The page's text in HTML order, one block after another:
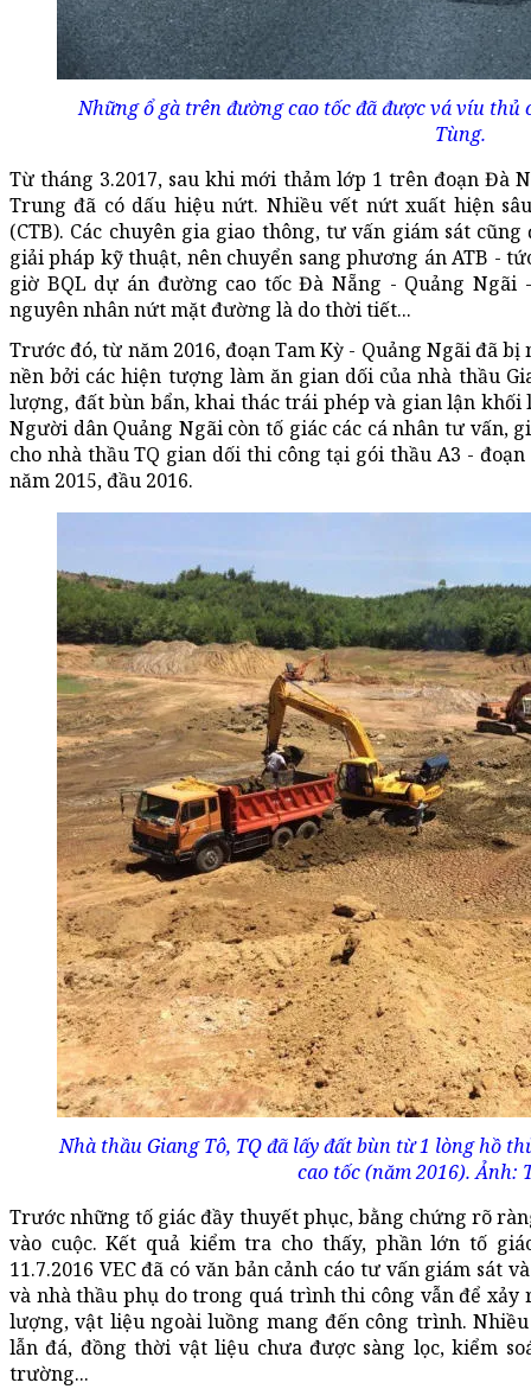
Những ổ gà trên đường cao tốc đã được vá víu thủ
Tùng.
Từ tháng 3.2017, sau khi mới thảm lớp 1 trên đoạn Đà
Trung đã có dấu hiệu nứt. Nhiều vết nứt xuất hiện
(CTB). Các chuyên gia giao thông, tư vấn giám sát
giải pháp kỹ thuật, nên chuyển sang phương án ATB -
giờ BQL dự án đường cao tốc Đà Nẵng - Quảng
nguyên nhân nứt mặt đường là do thời tiết...
Trước đó, từ năm 2016, đoạn Tam Kỳ - Quảng Ngãi đã
nền bởi các hiện tượng làm ăn gian dối của nhà thầu
lượng, đất bùn bẩn, khai thác trái phép và gian lận
Người dân Quảng Ngãi còn tố giác các cá nhân tư vấn,
cho nhà thầu TQ gian dối thi công tại gói thầu A3 -
năm 2015, đầu 2016.
Nhà thầu Giang Tô, TQ đã lấy đất bùn từ 1 lòng hồ
cao tốc (năm 2016). Ảnh:
Trước những tố giác đầy thuyết phục, bằng chứng rõ
vào cuộc. Kết quả kiểm tra cho thấy, phần lớn tố
11.7.2016 VEC đã có văn bản cảnh cáo tư vấn giám sát
và nhà thầu phụ do trong quá trình thi công vẫn để
lượng, vật liệu ngoài luồng mang đến công trình.
lẫn đá, đồng thời vật liệu chưa được sàng lọc, kiểm
trường...